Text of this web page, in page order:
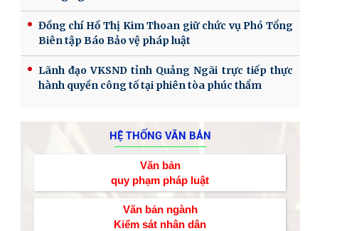
Đồng chí Hồ Thị Kim Thoan giữ chức vụ Phó Tổng
Biên tập Báo Bảo vệ pháp luật
Lãnh đạo VKSND tỉnh Quảng Ngãi trực tiếp thực
hành quyền công tố tại phiên tòa phúc thẩm
HỆ THỐNG VĂN BẢN
Văn bản
quy phạm pháp luật
Văn bản ngành
Kiểm sát nhân dân